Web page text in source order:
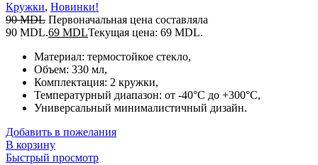
Кружки, Новинки!
90MDL Первоначальная цена составляла
90 MDL.69 MDLТекущая цена: 69 MDL.
Материал: термостойкое стекло,
Объем: 330 мл,
Комплектация: 2 кружки,
Температурный диапазон: от -40°C до +300°C,
Универсальный минималистичный дизайн.
Добавить в пожелания
В корзину
Быстрый просмотр